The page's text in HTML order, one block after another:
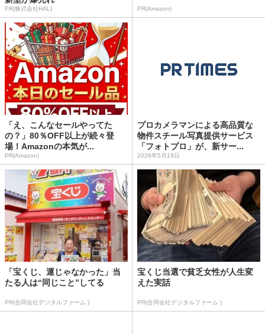
PR(株式会社HAL) PR(Amazon)
「え、こんなセールやってた
の？」80％OFF以上が続々登
場！Amazonの本気が...
PR(Amazon)
プロカメラマンによる高品質な
物件スチール写真提供サービス
「フォトプロ」が、新サー...
2026年5月19日
「宝くじ、運じゃなかった」当
たる人は“同じこと”してる
PR(合同会社デジタルファーム )
宝くじ当選で貧乏女性が人生変
えた実話
PR(合同会社デジタルファーム )